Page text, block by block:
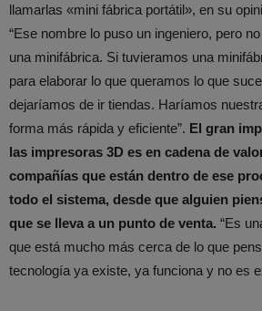
llamarlas «mini fábrica portátil», en su
“Ese nombre lo puso un ingeniero, pero
una minifábrica. Si tuvieramos una
para elaborar lo que queramos lo que
dejaríamos de ir tiendas. Haríamos
forma más rápida y eficiente”. El gran
las impresoras 3D es en cadena de
compañías que están dentro de ese
todo el sistema, desde que alguien
que se lleva a un punto de venta. “Es
que está mucho más cerca de lo que
tecnología ya existe, ya funciona y no es